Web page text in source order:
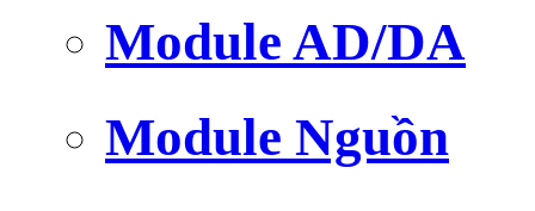
Module AD/DA
Module Nguồn